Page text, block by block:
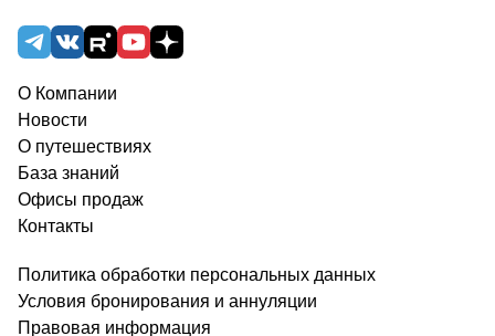
О Компании
Новости
О путешествиях
База знаний
Офисы продаж
Контакты
Политика обработки персональных данных
Условия бронирования и аннуляции
Правовая информация